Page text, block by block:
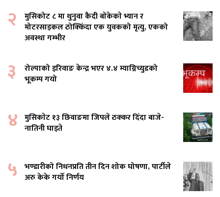
२
मुसिकोट ८ मा थुनुवा कैदी बाेकेकाे भ्यान र
मोटरसाइकल ठोक्किँदा एक युवकको मृत्यु, एकको
अवस्था गम्भीर
३
रोल्पाको इरिवाङ केन्द्र भएर ४.४ म्याग्निच्युडको
भूकम्प गयो
४ मुसिकाेट १३ छिवाङमा जिपले ठक्कर दिँदा बाजे-
नातिनी घाइते
५ भण्डारीको निधनप्रति तीन दिन शोक घोषणा, पार्टीले
अरु केके गर्यो निर्णय